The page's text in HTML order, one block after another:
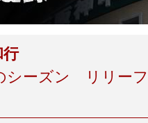
シーズン リリー